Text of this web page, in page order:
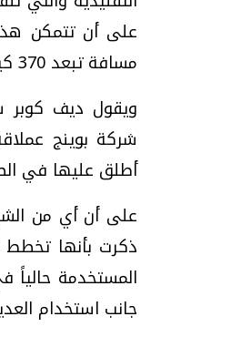
مسافة تبعد 370 كيلو متراً.
ويقول ديف كوبر
شركة بوينج
أطلق عليها في
على أن أي من
ذكرت بأنها تخطط
المستخدمة حالياً
جانب استخدام